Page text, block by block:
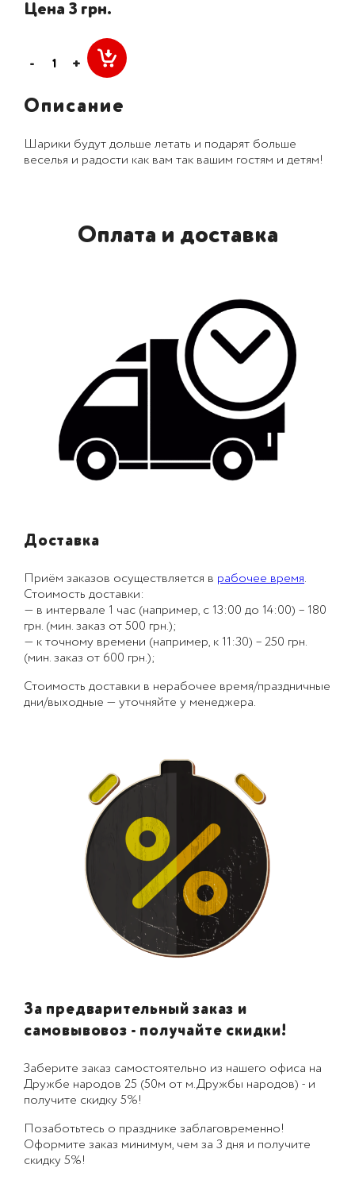
Цена 3 грн.
- +
Описание
Шарики будут дольше летать и подарят больше
веселья и радости как вам так вашим гостям и детям!
Оплата и доставка
Доставка
Приём заказов осуществляется в рабочее время.
Стоимость доставки:
— в интервале 1 час (например, с 13:00 до 14:00) – 180
грн. (мин. заказ от 500 грн.);
— к точному времени (например, к 11:30) – 250 грн.
(мин. заказ от 600 грн.);
Стоимость доставки в нерабочее время/праздничные
дни/выходные — уточняйте у менеджера.
За предварительный заказ и
самовывовоз - получайте скидки!
Заберите заказ самостоятельно из нашего офиса на
Дружбе народов 25 (50м от м.Дружбы народов) - и
получите скидку 5%!
Позаботьтесь о празднике заблаговременно!
Оформите заказ минимум, чем за 3 дня и получите
скидку 5%!